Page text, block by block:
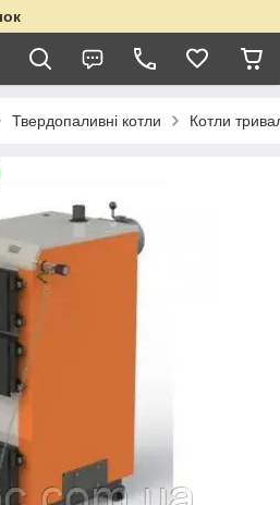
Твердопаливні котли Котли